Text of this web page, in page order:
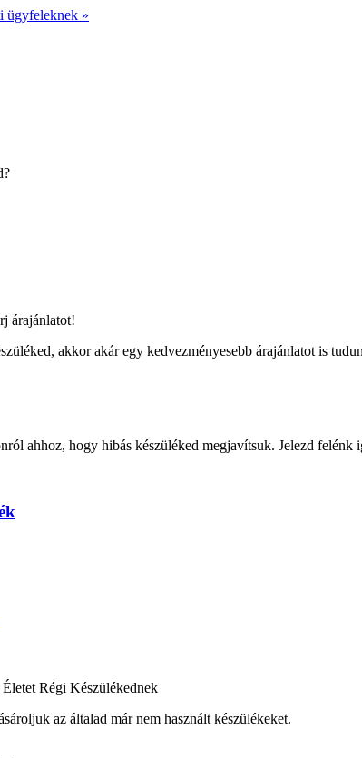
ügyfeleknek »
árajánlatot!
akkor akár egy kedvezményesebb árajánlatot is
ahhoz, hogy hibás készüléked megjavítsuk. Jelezd felénk
Régi Készülékednek
az általad már nem használt készülékeket.